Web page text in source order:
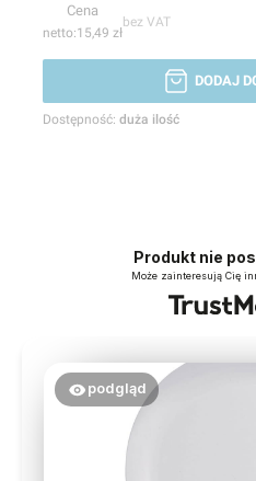
Cena
15,49 zł
bez VAT
DODAJ
Dostępność: duża ilość
Produkt nie
Może zainteresują Cię
podgląd